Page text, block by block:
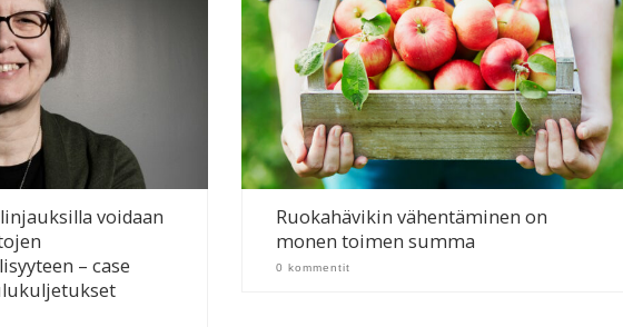
voidaan
– case
Ruokahävikin vähentäminen on
monen toimen summa
0 kommentit